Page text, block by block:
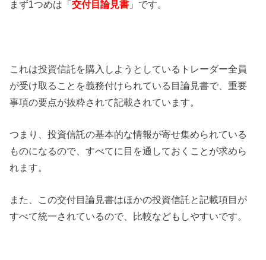
まず1つめは「交付目論見書 」です。
これは投資信託を購入しようとしているトレーダー全員
が受け取ることを義務付けられている目論見書で、重要
事項の要点が抜粋されて記載されています。
つまり、投資信託の基本的な情報が寄せ集められている
ものになるので、すべてに目を通しておくことが求めら
れます。
また、この交付目論見書はほかの投資信託と記載項目が
すべて統一されているので、比較などもしやすいです。